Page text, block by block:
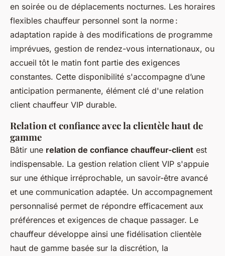
en soirée ou de déplacements nocturnes. Les horaires
flexibles chauffeur personnel sont la norme :
adaptation rapide à des modifications de programme
imprévues, gestion de rendez-vous internationaux, ou
accueil tôt le matin font partie des exigences
constantes. Cette disponibilité s'accompagne d’une
anticipation permanente, élément clé d'une relation
client chauffeur VIP durable.
Relation et confiance avec la clientèle haut de
gamme
Bâtir une relation de confiance chauffeur-client est
indispensable. La gestion relation client VIP s'appuie
sur une éthique irréprochable, un savoir-être avancé
et une communication adaptée. Un accompagnement
personnalisé permet de répondre efficacement aux
préférences et exigences de chaque passager. Le
chauffeur développe ainsi une fidélisation clientèle
haut de gamme basée sur la discrétion, la